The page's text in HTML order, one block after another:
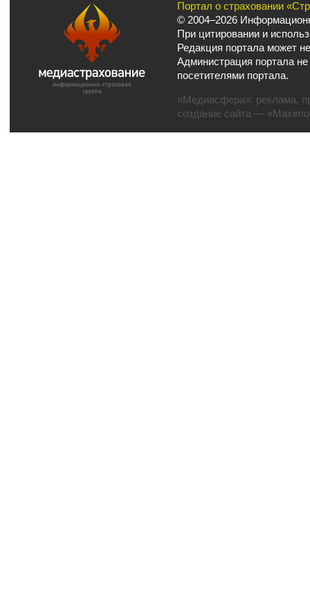
Портал о страховании
© 2004–2026
При цитировании и
Редакция портала может
Администрация портала
посетителями портала.
«Медиасфера»: реклама,
создание сайта —